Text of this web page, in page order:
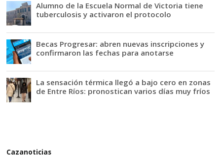
Alumno de la Escuela Normal de Victoria tiene
tuberculosis y activaron el protocolo
Becas Progresar: abren nuevas inscripciones y
confirmaron las fechas para anotarse
La sensación térmica llegó a bajo cero en zonas
de Entre Ríos: pronostican varios días muy fríos
Cazanoticias